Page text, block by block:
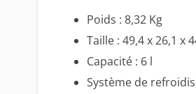
Poids : 8,32 Kg
Taille : 49,4 x 26,1 x
Capacité : 6 l
Système de